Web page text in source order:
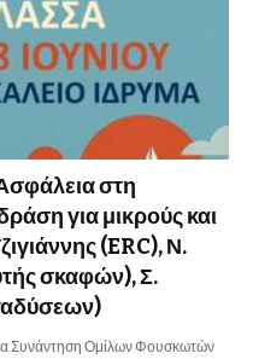
στη
για μικρούς και
(ERC), Ν.
σκαφών), Σ.
Συνάντηση Ομίλων Φουσκωτών